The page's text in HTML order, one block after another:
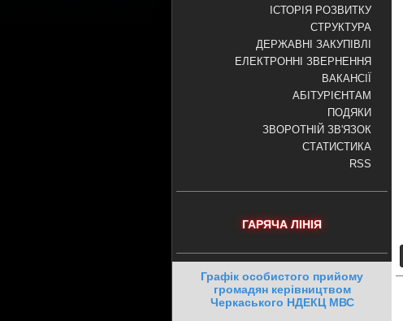
ІСТОРІЯ РОЗВИТКУ
СТРУКТУРА
ДЕРЖАВНІ ЗАКУПІВЛІ
ЕЛЕКТРОННІ ЗВЕРНЕННЯ
ВАКАНСІЇ
АБІТУРІЄНТАМ
ПОДЯКИ
ЗВОРОТНІЙ ЗВ'ЯЗОК
СТАТИСТИКА
RSS
ГАРЯЧА ЛІНІЯ
Графік особистого прийому
громадян керівництвом
Черкаського НДЕКЦ МВС